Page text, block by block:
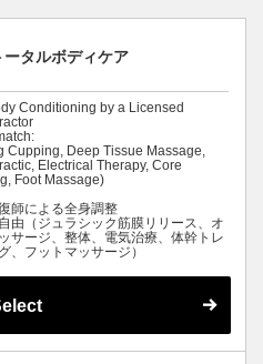
タルボディケア
Conditioning by a Licensed
Cupping, Deep Tissue Massage,
Electrical Therapy, Core
Foot Massage)
師による全身調整
由（ジュラシック筋膜リリース、オ
サージ、整体、電気治療、体幹トレ
、フットマッサージ）